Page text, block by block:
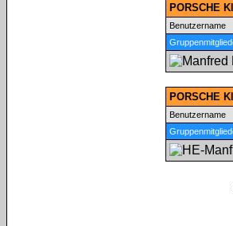
PORSCHE
Benutzername
PORSCHE
Benutzername